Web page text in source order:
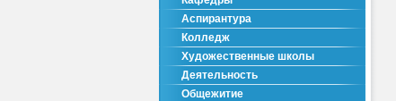
Аспирантура
Колледж
Художественные школы
Деятельность
Общежитие